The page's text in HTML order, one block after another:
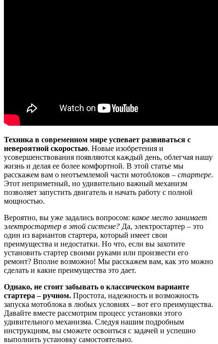
Техника в современном мире успевает развиваться с
невероятной скоростью. Новые изобретения и
усовершенствования появляются каждый день, облегчая нашу
жизнь и делая ее более комфортной. В этой статье мы
расскажем вам о неотъемлемой части мотоблоков – стартере.
Этот неприметный, но удивительно важный механизм
позволяет запустить двигатель и начать работу с полной
мощностью.
Вероятно, вы уже задались вопросом: какое место занимает
электростартер в этой системе? Да, электростартер – это
один из вариантов стартера, который имеет свои
преимущества и недостатки. Но что, если вы захотите
установить стартер своими руками или произвести его
ремонт? Вполне возможно! Мы расскажем вам, как это можно
сделать и какие преимущества это дает.
Однако, не стоит забывать о классическом варианте
стартера – ручном. Простота, надежность и возможность
запуска мотоблока в любых условиях – вот его преимущества.
Давайте вместе рассмотрим процесс установки этого
удивительного механизма. Следуя нашим подробным
инструкциям, вы сможете освоиться с задачей и успешно
выполнить установку самостоятельно.